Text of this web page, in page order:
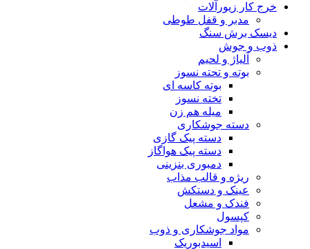
خرج کار زیورآلات
مدبر و قفل طوطی
دیسک برش سنگ
ذوب و جوش
آلیاژ و لحیم
بوته و تحته نسوز
بوته کاسه ای
تخته نسوز
میله هم زن
دسته جوشکاری
دسته پیک گازی
دسته پیک هواگاز
دمبوری بنزینی
ریژه و قالب مذاب
عینک و دستکش
فندک و مشعل
کپسول
مواد جوشکاری و ذوب
اسیدبوریک